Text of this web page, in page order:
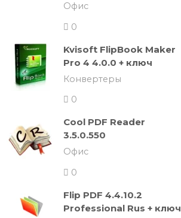
Офис
0
Kvisoft FlipBook Maker
Pro 4 4.0.0 + ключ
Конвертеры
0
Cool PDF Reader
3.5.0.550
Офис
0
Flip PDF 4.4.10.2
Professional Rus + ключ